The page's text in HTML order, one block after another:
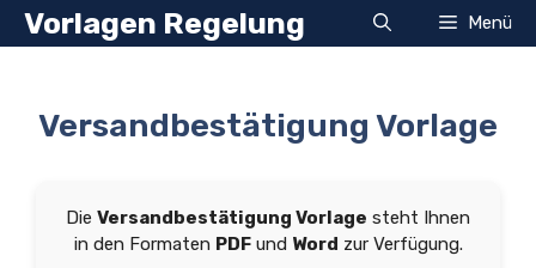
Zum
InhaltVorlagen Regelung Menü
Versandbestätigung Vorlage
Die Versandbestätigung Vorlage steht Ihnen
in den Formaten PDFund Word zur Verfügung.